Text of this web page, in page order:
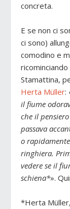
concreta.
E se non ci
ci sono)
comodino e
Stamattina,
Herta Müller:
il fiume
che il
passava
o
ringhiera.
vedere se il
schiena*».
*Herta Müller,